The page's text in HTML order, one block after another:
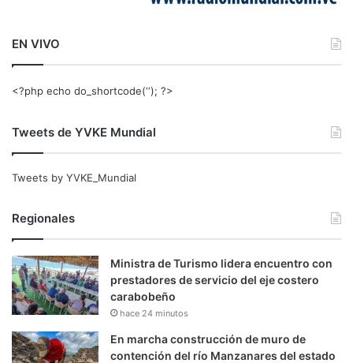
EN VIVO
<?php echo do_shortcode(‘‘); ?>
Tweets de YVKE Mundial
Tweets by YVKE_Mundial
Regionales
Ministra de Turismo lidera encuentro con
prestadores de servicio del eje costero
carabobeño
hace 24 minutos
En marcha construcción de muro de
contención del río Manzanares del estado